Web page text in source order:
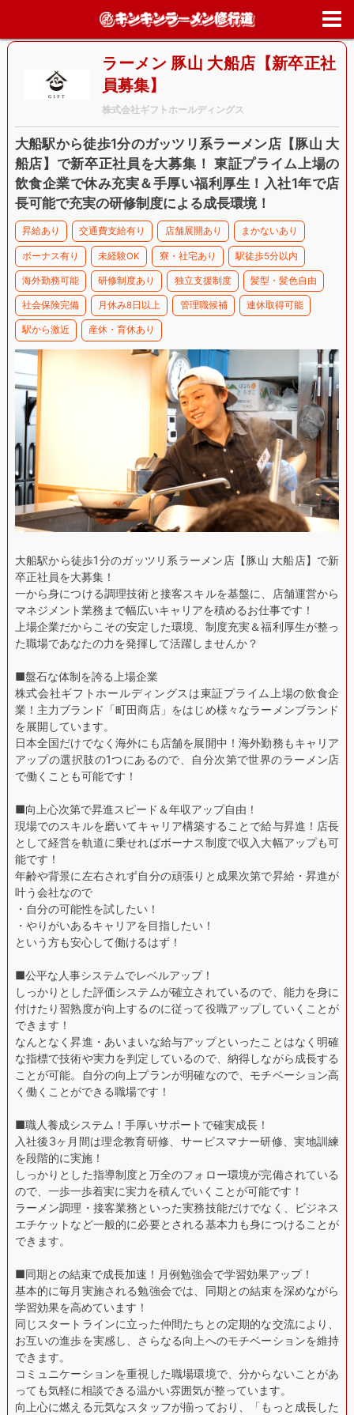
>神奈川県>鎌倉市>ラーメン 豚山 大船店【新卒正
ラーメン 豚山 大船店【新卒正社
員募集】
株式会社ギフトホールディングス
大船駅から徒歩1分のガッツリ系ラーメン店【豚山 大
船店】で新卒正社員を大募集！ 東証プライム上場の
飲食企業で休み充実＆手厚い福利厚生！入社1年で店
長可能で充実の研修制度による成長環境！
昇給あり 交通費支給有り 店舗展開あり まかないあり
ボーナス有り 未経験OK 寮・社宅あり 駅徒歩5分以内
海外勤務可能 研修制度あり 独立支援制度 髪型・髪色自由
社会保険完備 月休み8日以上 管理職候補 連休取得可能
駅から激近 産休・育休あり
大船駅から徒歩1分のガッツリ系ラーメン店【豚山 大船店】で新
卒正社員を大募集！
一から身につける調理技術と接客スキルを基盤に、店舗運営から
マネジメント業務まで幅広いキャリアを積めるお仕事です！
上場企業だからこその安定した環境、制度充実＆福利厚生が整っ
た職場であなたの力を発揮して活躍しませんか？
■盤石な体制を誇る上場企業
株式会社ギフトホールディングスは東証プライム上場の飲食企
業！主力ブランド「町田商店」をはじめ様々なラーメンブランド
を展開しています。
日本全国だけでなく海外にも店舗を展開中！海外勤務もキャリア
アップの選択肢の1つにあるので、自分次第で世界のラーメン店
で働くことも可能です！
■向上心次第で昇進スピード＆年収アップ自由！
現場でのスキルを磨いてキャリア構築することで給与昇進！店長
として経営を軌道に乗せればボーナス制度で収入大幅アップも可
能です！
年齢や背景に左右されず自分の頑張りと成果次第で昇給・昇進が
叶う会社なので
・自分の可能性を試したい！
・やりがいあるキャリアを目指したい！
という方も安心して働けるはず！
■公平な人事システムでレベルアップ！
しっかりとした評価システムが確立されているので、能力を身に
付けたり習熟度が向上するのに従って役職アップしていくことが
できます！
なんとなく昇進・あいまいな給与アップといったことはなく明確
な指標で技術や実力を判定しているので、納得しながら成長する
ことが可能。自分の向上プランが明確なので、モチベーション高
く働くことができる職場です！
■職人養成システム！手厚いサポートで確実成長！
入社後3ヶ月間は理念教育研修、サービスマナー研修、実地訓練
を段階的に実施！
しっかりとした指導制度と万全のフォロー環境が完備されている
ので、一歩一歩着実に実力を積んでいくことが可能です！
ラーメン調理・接客業務といった実務技能だけでなく、ビジネス
エチケットなど一般的に必要とされる基本力も身につけることが
できます。
■同期との結束で成長加速！月例勉強会で学習効果アップ！
基本的に毎月実施される勉強会では、同期との結束を深めながら
学習効果を高めています！
同じスタートラインに立った仲間たちとの定期的な交流により、
お互いの進歩を実感し、さらなる向上へのモチベーションを維持
できます。
コミュニケーションを重視した職場環境で、分からないことがあ
っても気軽に相談できる温かい雰囲気が整っています。
向上心に燃える元気なスタッフが揃っており、「もっと成長した